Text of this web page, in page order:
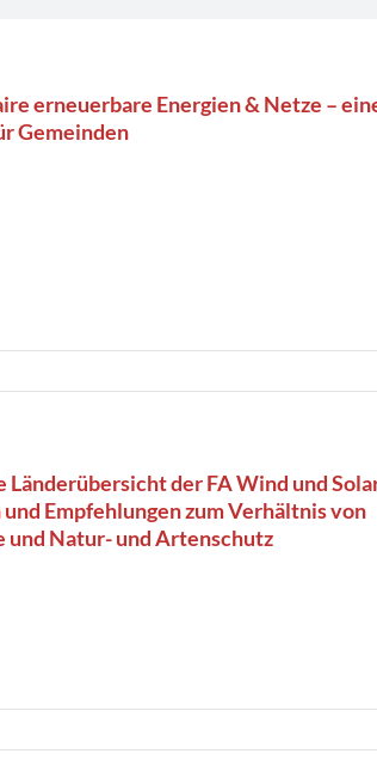
erneuerbare Energien & Netze –
Gemeinden
der FA Wind und
Empfehlungen zum Verhältnis von
und Natur- und Artenschutz